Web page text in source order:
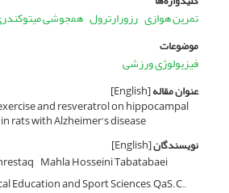
تمرین هوازی رزورارترول همجوشی
موضوعات
فیزیولوژی ورزشی
عنوان مقاله[English]
and resveratrol on hippocampal
rats with Alzheimer's disease
نویسندگان[English]
Mahla Hosseini Tabatabaei
Education and Sport Sciences, QaS.C.,